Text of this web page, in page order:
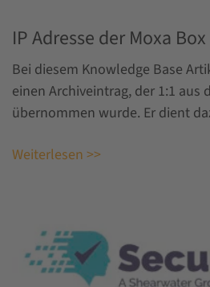
IP Adresse der Moxa
Bei diesem Knowledge Base
einen Archiveintrag, der 1:1 aus
übernommen wurde. Er dient
Weiterlesen >>